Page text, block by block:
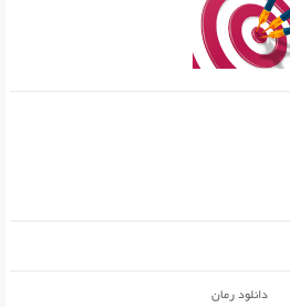
دانلود رمان